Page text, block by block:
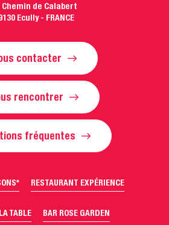
Chemin de Calabert
Ecully - FRANCE
contacter
rencontrer
fréquentes
RESTAURANT EXPÉRIENCE
TABLE BAR ROSE GARDEN